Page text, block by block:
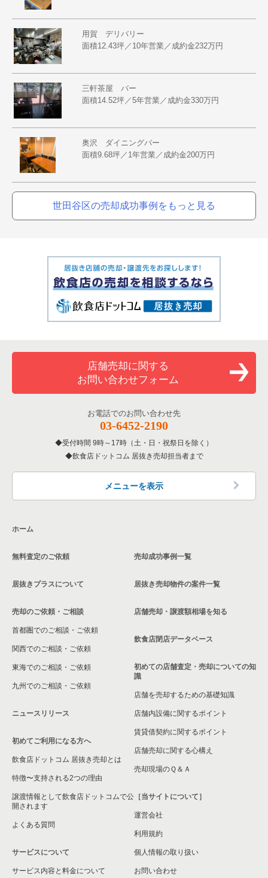
用賀 デリバリー
面積12.43坪／10年営業／成約金232万円
三軒茶屋 バー
面積14.52坪／5年営業／成約金330万円
奥沢 ダイニングバー
面積9.68坪／1年営業／成約金200万円
世田谷区の売却成功事例をもっと見る
店舗売却に関する
お問い合わせフォーム
お電話でのお問い合わせ先
03-6452-2190
受付時間 9時～17時（土・日・祝祭日を除く）
飲食店ドットコム 居抜き売却担当者まで
メニューを表示
ホーム
無料査定のご依頼
居抜きプラスについて
売却のご依頼・ご相談
首都圏でのご相談・ご依頼
関西でのご相談・ご依頼
東海でのご相談・ご依頼
九州でのご相談・ご依頼
ニュースリリース
初めてご利用になる方へ
飲食店ドットコム 居抜き売却とは
特徴〜支持される2つの理由
譲渡情報として飲食店ドットコムで公
開されます
よくある質問
サービスについて
サービス内容と料金について
売却成功事例一覧
居抜き売却物件の案件一覧
店舗売却・譲渡額相場を知る
飲食店閉店データベース
初めての店舗査定・売却についての知
識
店舗を売却するための基礎知識
店舗内設備に関するポイント
賃貸借契約に関するポイント
店舗売却に関する心構え
売却現場のＱ＆Ａ
［当サイトについて］
運営会社
利用規約
個人情報の取り扱い
お問い合わせ